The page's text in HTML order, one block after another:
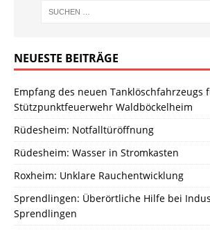
NEUESTE BEITRÄGE
Empfang des neuen Tanklöschfahrzeugs
Stützpunktfeuerwehr Waldböckelheim
Rüdesheim: Notfalltüröffnung
Rüdesheim: Wasser in Stromkasten
Roxheim: Unklare Rauchentwicklung
Sprendlingen: Überörtliche Hilfe bei
Sprendlingen